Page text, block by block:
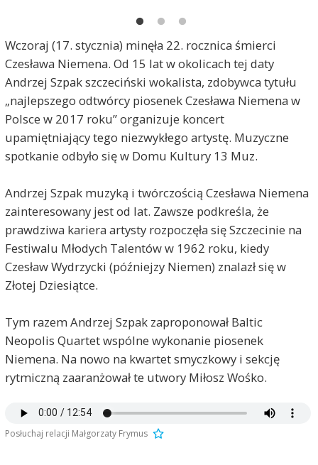
Wczoraj (17. stycznia) minęła 22. rocznica śmierci
Czesława Niemena. Od 15 lat w okolicach tej daty
Andrzej Szpak szczeciński wokalista, zdobywca tytułu
„najlepszego odtwórcy piosenek Czesława Niemena w
Polsce w 2017 roku” organizuje koncert
upamiętniający tego niezwykłego artystę. Muzyczne
spotkanie odbyło się w Domu Kultury 13 Muz.
Andrzej Szpak muzyką i twórczością Czesława Niemena
zainteresowany jest od lat. Zawsze podkreśla, że
prawdziwa kariera artysty rozpoczęła się Szczecinie na
Festiwalu Młodych Talentów w 1962 roku, kiedy
Czesław Wydrzycki (późniejzy Niemen) znalazł się w
Złotej Dziesiątce.
Tym razem Andrzej Szpak zaproponował Baltic
Neopolis Quartet wspólne wykonanie piosenek
Niemena. Na nowo na kwartet smyczkowy i sekcję
rytmiczną zaaranżował te utwory Miłosz Wośko.
Posłuchaj relacji Małgorzaty Frymus